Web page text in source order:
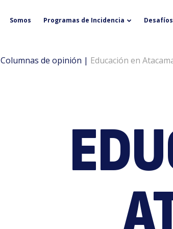
Somos Programas de Incidencia Desafíos
Columnas de opinión | Educación en